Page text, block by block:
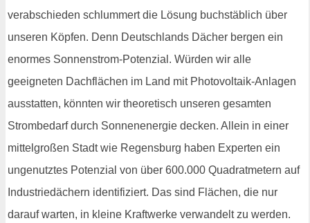
verabschieden schlummert die Lösung buchstäblich über
unseren Köpfen. Denn Deutschlands Dächer bergen ein
enormes Sonnenstrom-Potenzial. Würden wir alle
geeigneten Dachflächen im Land mit Photovoltaik-Anlagen
ausstatten, könnten wir theoretisch unseren gesamten
Strombedarf durch Sonnenenergie decken. Allein in einer
mittelgroßen Stadt wie Regensburg haben Experten ein
ungenutztes Potenzial von über 600.000 Quadratmetern auf
Industriedächern identifiziert. Das sind Flächen, die nur
darauf warten, in kleine Kraftwerke verwandelt zu werden.